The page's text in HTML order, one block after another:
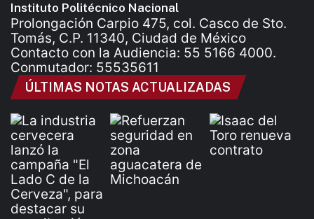
Instituto Politécnico Nacional
Prolongación Carpio 475, col. Casco de Sto.
Tomás, C.P. 11340, Ciudad de México
Contacto con la Audiencia: 55 5166 4000.
Conmutador: 55535611
ÚLTIMAS NOTAS ACTUALIZADAS